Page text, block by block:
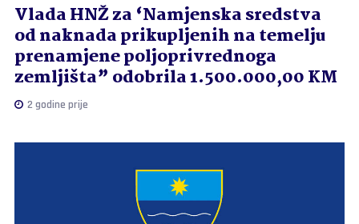
Vlada HNŽ za ‘Namjenska sredstva
od naknada prikupljenih na temelju
prenamjene poljoprivrednoga
zemljišta” odobrila 1.500.000,00 KM
2 godine prije